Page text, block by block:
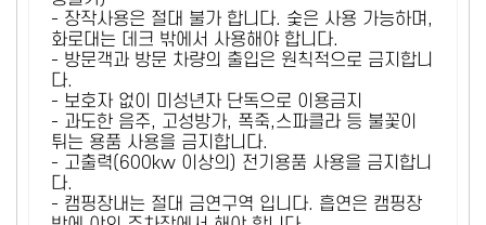
- 장작사용은 절대 불가 합니다. 숯은 사용 가능하며,
화로대는 데크 밖에서 사용해야 합니다.
- 방문객과 방문 차량의 출입은 원칙적으로 금지합니
다.
- 보호자 없이 미성년자 단독으로 이용금지
- 과도한 음주, 고성방가, 폭죽,스파클라 등 불꽃이
튀는 용품 사용을 금지합니다.
- 고출력(600kw 이상의) 전기용품 사용을 금지합니
다.
- 캠핑장내는 절대 금연구역 입니다. 흡연은 캠핑장